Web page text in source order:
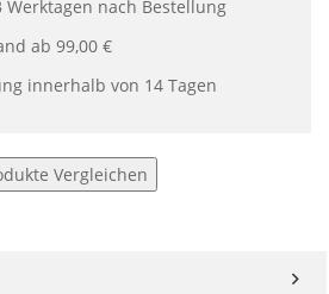
Werktagen nach Bestellung
ab 99,00 €
innerhalb von 14 Tagen
Vergleichen